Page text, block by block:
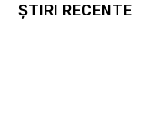
ȘTIRI RECENTE